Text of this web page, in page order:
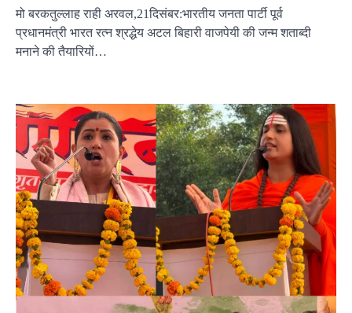
मो बरकतुल्लाह राही अरवल,21दिसंबर:भारतीय जनता पार्टी पूर्व
प्रधानमंत्री भारत रत्न श्रद्धेय अटल बिहारी वाजपेयी की जन्म शताब्दी
मनाने की तैयारियों…